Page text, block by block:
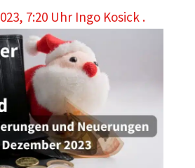
7:20 Uhr Ingo Kosick .